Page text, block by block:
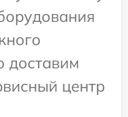
доставим
центр